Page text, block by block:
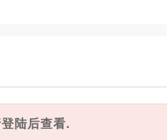
陆后查看.